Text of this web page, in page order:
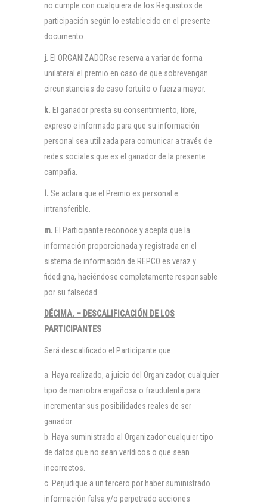
no cumple con cualquiera de los Requisitos de
participación según lo establecido en el presente
documento.
j. El ORGANIZADORse reserva a variar de forma
unilateral el premio en caso de que sobrevengan
circunstancias de caso fortuito o fuerza mayor.
k. El ganador presta su consentimiento, libre,
expreso e informado para que su información
personal sea utilizada para comunicar a través de
redes sociales que es el ganador de la presente
campaña.
l. Se aclara que el Premio es personal e
intransferible.
m. El Participante reconoce y acepta que la
información proporcionada y registrada en el
sistema de información de REPCO es veraz y
fidedigna, haciéndose completamente responsable
por su falsedad.
DÉCIMA. – DESCALIFICACIÓN DE LOS
PARTICIPANTES
Será descalificado el Participante que:
Haya realizado, a juicio del Organizador, cualquier
tipo de maniobra engañosa o fraudulenta para
incrementar sus posibilidades reales de ser
ganador.
Haya suministrado al Organizador cualquier tipo
de datos que no sean verídicos o que sean
incorrectos.
Perjudique a un tercero por haber suministrado
información falsa y/o perpetrado acciones